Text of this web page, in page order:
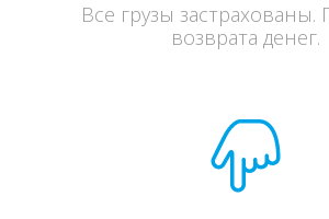
Все грузы застрахованы.
возврата денег.